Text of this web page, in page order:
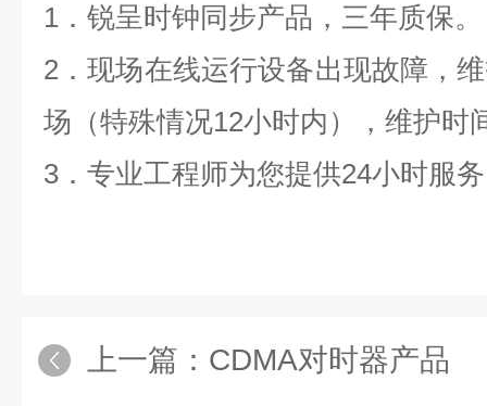
1 ．锐呈时钟同步产品，三年质保。
2 ．现场在线运行设备出现故障，
场（特殊情况12小时内），维护时
3 ．专业工程师为您提供24小时服
上一篇： CDMA对时器产品